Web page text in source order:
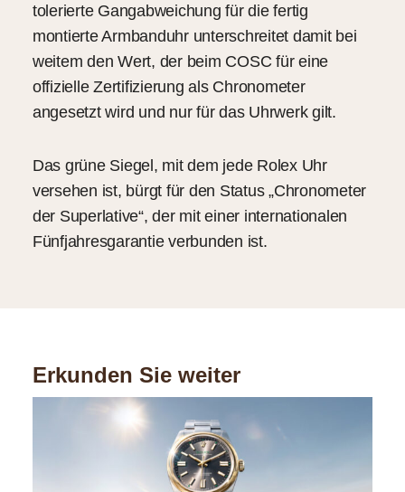
tolerierte Gangabweichung für die fertig
montierte Armbanduhr unterschreitet damit bei
weitem den Wert, der beim COSC für eine
offizielle Zertifizierung als Chronometer
angesetzt wird und nur für das Uhrwerk gilt.
Das grüne Siegel, mit dem jede Rolex Uhr
versehen ist, bürgt für den Status „Chronometer
der Superlative“, der mit einer internationalen
Fünfjahresgarantie verbunden ist.
Erkunden Sie weiter